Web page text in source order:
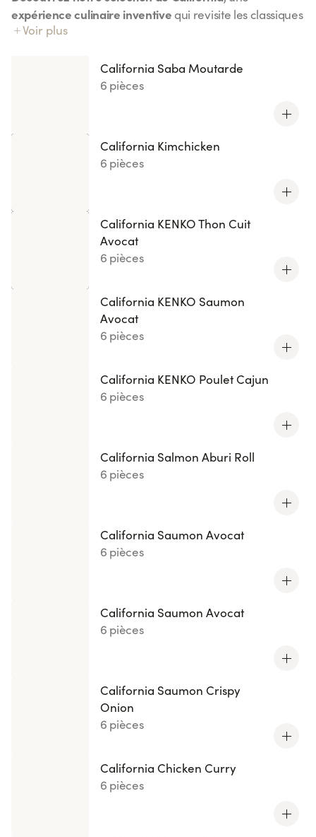
expérience culinaire inventive qui revisite les classiques
avec une touche de créativité. Du
saveurs équilibrées et surprenantes
créations originales, disponibles en éditions limitées ou
comme le saumon, le thon ou
encore la daurade accompagnée de wasabi. Idéal pour
une pause gourmande pleine de fraîcheur et
d’originalité. À tester sans modération !
Voir plus
California Saba Moutarde
6 pièces
California Kimchicken
6 pièces
California KENKO Thon Cuit
Avocat
6 pièces
California KENKO Saumon
Avocat
6 pièces
California KENKO Poulet Cajun
6 pièces
California Salmon Aburi Roll
6 pièces
California Saumon Avocat
6 pièces
California Saumon Avocat
6 pièces
California Saumon Crispy
Onion
6 pièces
California Chicken Curry
6 pièces